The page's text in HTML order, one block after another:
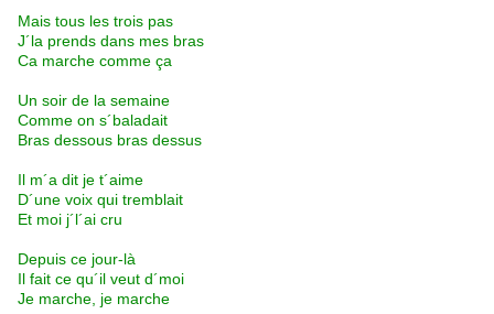
Mais tous les trois pas
J´la prends dans mes bras
Ca marche comme ça
Un soir de la semaine
Comme on s´baladait
Bras dessous bras dessus
Il m´a dit je t´aime
D´une voix qui tremblait
Et moi j´l´ai cru
Depuis ce jour-là
Il fait ce qu´il veut d´moi
Je marche, je marche